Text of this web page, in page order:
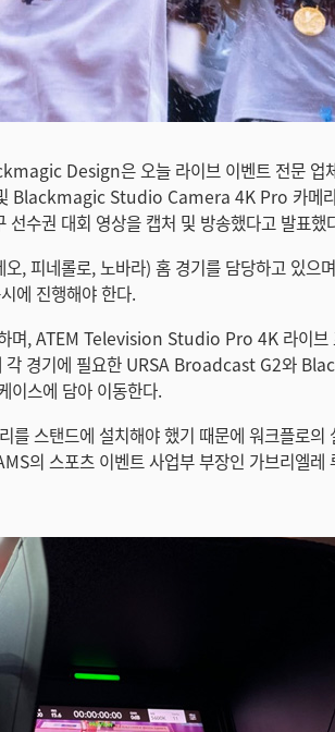
Design은 오늘 라이브 이벤트 전문 업
Studio Camera 4K Pro 카메라
수권 대회 영상을 캡처 및 방송했다고 발표했
, 피네롤로, 노바라) 홈 경기를 담당하고 있으
에 진행해야 한다.
며, ATEM Television Studio Pro 4K 라이브
각 경기에 필요한 URSA Broadcast G2와
스에 담아 이동한다.
를 스탠드에 설치해야 했기 때문에 워크플로의
의 스포츠 이벤트 사업부 부장인 가브리엘